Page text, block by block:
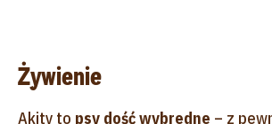
Żywienie
Akity to psy dość wybredne – z